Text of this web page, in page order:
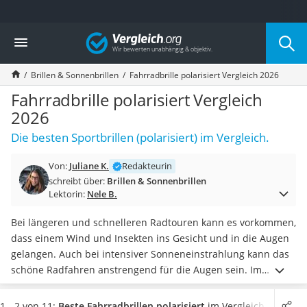
Die beliebtesten Vergleiche nach Kategorie
Mode
Boxershorts
Cellulite-Leggings
Herrensocken
Polarisierte Sonnenbrille
Hausschuhe Herren
Radunterhose Damen
Überzieh-Sonnenbrille
RFID-Blocker
Geldbörse Herren
Knirps-Regenschirm
Periodenunterwäsche
RFID-Schutzkarte
Motorradbrillen
Vergleich
Brillen & Sonnenbrillen Fahrradbrille polarisiert Vergleich 2026
Fahrradbrille polarisiert Vergleich
2026
Die besten Sportbrillen (polarisiert) im Vergleich.
Von: Juliane K.
Redakteurin
schreibt über: Brillen & Sonnenbrillen
Lektorin: Nele B.
Bei längeren und schnelleren Radtouren kann es vorkommen,
dass einem Wind und Insekten ins Gesicht und in die Augen
gelangen. Auch bei intensiver Sonneneinstrahlung kann das
schöne Radfahren anstrengend für die Augen sein. Im
Gegensatz zu gewöhnlichenSonnenbrillensind polarisierte
Fahrradbrillen speziell für den Radsport hergestellt. Online-